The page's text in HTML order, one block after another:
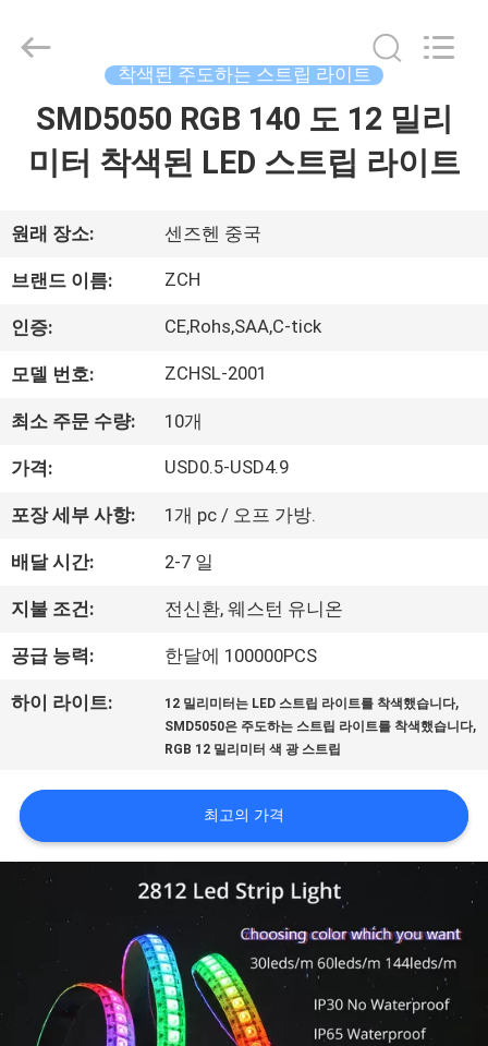
품
우
리
하
여
공
장
여
품
질
연
Copyright
Technology
Co.,Ltd.
착색된 주도하는 스트립 라이트
SMD5050 RGB 140 도 12 밀리
미터 착색된 LED 스트립 라이트
원래 장소: 센즈헨 중국
브랜드 이름: ZCH
인증: CE,Rohs,SAA,C-tick
모델 번호: ZCHSL-2001
최소 주문 수량: 10개
가격: USD0.5-USD4.9
포장 세부 사항: 1개 pc / 오프 가방.
배달 시간: 2-7 일
지불 조건: 전신환, 웨스턴 유니온
공급 능력: 한달에 100000PCS
하이 라이트: 12 밀리미터는 LED 스트립 라이트를 착색했습니다,
SMD5050은 주도하는 스트립 라이트를 착색했습니다,
RGB 12 밀리미터 색 광 스트립
최고의 가격